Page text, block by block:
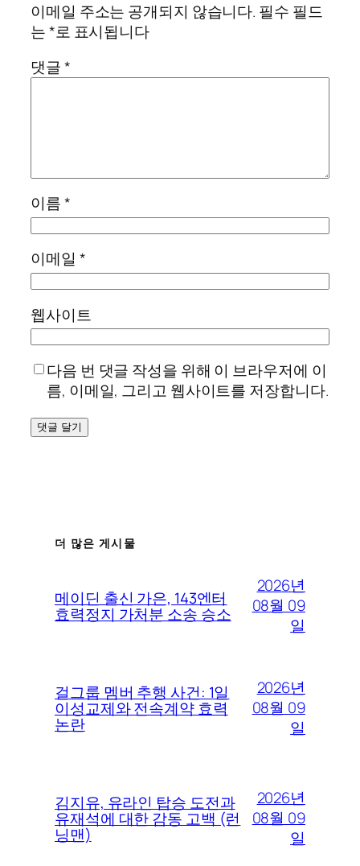
이메일 주소는 공개되지 않습니다. 필수 필드
는*로 표시됩니다
댓글*
이름*
이메일 *
웹사이트
다음 번 댓글 작성을 위해 이 브라우저에 이
름, 이메일, 그리고 웹사이트를 저장합니다.
더 많은 게시물
메이딘 출신 가은, 143엔터
효력정지 가처분 소송 승소
2026년
08월 09
일
걸그룹 멤버 추행 사건: 1일
이성교제와 전속계약 효력
논란
2026년
08월 09
일
김지유, 유라인 탑승 도전과
유재석에 대한 감동 고백 (런
닝맨)
2026년
08월 09
일